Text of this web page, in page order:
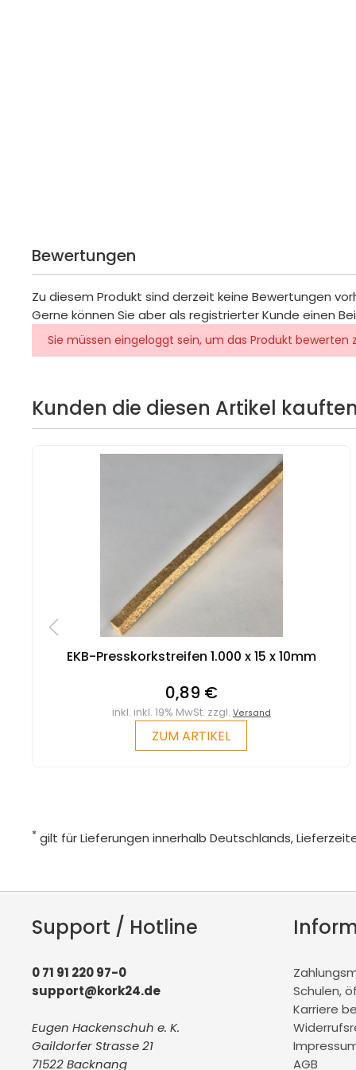
Bewertungen
Zu diesem Produkt sind derzeit keine Bewertungen
Gerne können Sie aber als registrierter Kunde einen
Sie müssen eingeloggt sein, um das Produkt bewerten
Kunden die diesen Artikel
EKB-Presskorkstreifen 1.000 x 15 x 10mm
0,89 €
inkl. inkl. 19% MwSt. zzgl. Versand
ZUM ARTIKEL
* gilt für Lieferungen innerhalb Deutschlands,
Support / Hotline
0 71 91 220 97-0
support@kork24.de
Eugen Hackenschuh e. K.
Gaildorfer Strasse 21
71522 Backnang
Schulen,
Karriere
AGB